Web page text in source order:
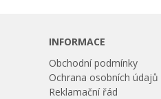
INFORMACE
Obchodní podmínky
Ochrana osobních údajů
Reklamační řád